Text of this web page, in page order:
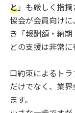
と」も厳しく指摘
協会が会員向け
き「報酬額・納
どの支援は非常に
口約束によるト
だけでなく、業
ます。